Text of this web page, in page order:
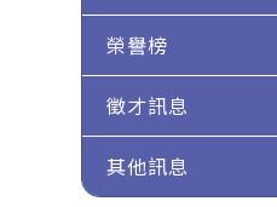
榮譽榜
徵才訊息
其他訊息